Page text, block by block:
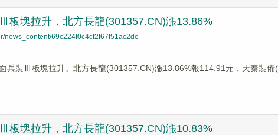
Ⅲ板塊拉升，北方長龍(301357.CN)漲13.86%
news_content/69c224f0c4cf2f67f51ac2de
兵裝Ⅲ板塊拉升。北方長龍(301357.CN)漲13.86%報114.91元，天秦裝
Ⅲ板塊拉升，北方長龍(301357.CN)漲10.83%